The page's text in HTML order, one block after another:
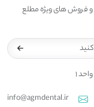
و فروش های ویژه مطلع
info@agmdental.ir